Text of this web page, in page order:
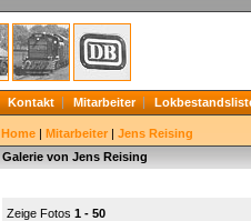
Kontakt Mitarbeiter
Home | Mitarbeiter | Jens Reising
Galerie von Jens Reising
Zeige Fotos 1 - 50